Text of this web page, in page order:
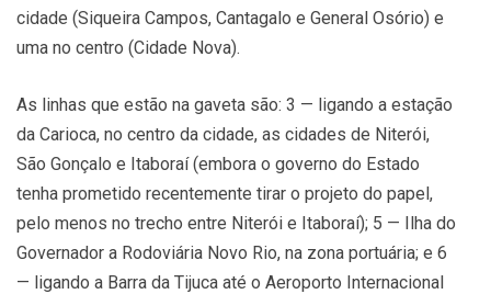
cidade (Siqueira Campos, Cantagalo e General Osório) e
uma no centro (Cidade Nova).
As linhas que estão na gaveta são: 3 — ligando a estação
da Carioca, no centro da cidade, as cidades de Niterói,
São Gonçalo e Itaboraí (embora o governo do Estado
tenha prometido recentemente tirar o projeto do papel,
pelo menos no trecho entre Niterói e Itaboraí); 5 — Ilha do
Governador a Rodoviária Novo Rio, na zona portuária; e 6
— ligando a Barra da Tijuca até o Aeroporto Internacional